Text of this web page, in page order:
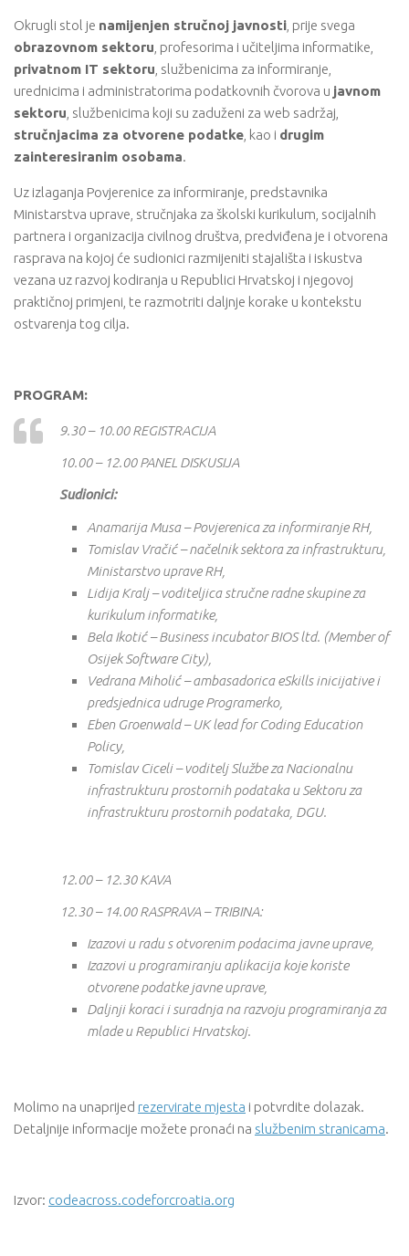
Okrugli stol je namijenjen stručnoj javnosti , prije svega
obrazovnom sektoru , profesorima i učiteljima informatike,
privatnom IT sektoru , službenicima za informiranje,
urednicima i administratorima podatkovnih čvorova u javnom
sektoru , službenicima koji su zaduženi za web sadržaj,
stručnjacima za otvorene podatke , kao i drugim
zainteresiranim osobama.
Uz izlaganja Povjerenice za informiranje, predstavnika
Ministarstva uprave, stručnjaka za školski kurikulum, socijalnih
partnera i organizacija civilnog društva, predviđena je i otvorena
rasprava na kojoj će sudionici razmijeniti stajališta i iskustva
vezana uz razvoj kodiranja u Republici Hrvatskoj i njegovoj
praktičnoj primjeni, te razmotriti daljnje korake u kontekstu
ostvarenja tog cilja.
PROGRAM:
9.30 – 10.00 REGISTRACIJA
10.00 – 12.00 PANEL DISKUSIJA
Sudionici:
Anamarija Musa – Povjerenica za informiranje RH,
Tomislav Vračić – načelnik sektora za infrastrukturu,
Ministarstvo uprave RH,
Lidija Kralj – voditeljica stručne radne skupine za
kurikulum informatike,
Bela Ikotić –Business incubatorBIOS ltd. (Member of
Osijek Software City),
Vedrana Miholić – ambasadoricaeSkillsinicijative i
predsjednica udrugeProgramerko,
Eben Groenwald – UKlead for Coding Education
Policy,
Tomislav Ciceli – voditelj Službe za Nacionalnu
infrastrukturu prostornih podataka u Sektoru za
infrastrukturu prostornih podataka, DGU.
12.00 – 12.30 KAVA
12.30 – 14.00 RASPRAVA – TRIBINA:
Izazovi u radu s otvorenim podacima javne uprave,
Izazovi u programiranju aplikacija koje koriste
otvorene podatke javne uprave,
Daljnji koraci i suradnja na razvoju programiranja za
mlade u Republici Hrvatskoj.
Molimo na unaprijed rezervirate mjesta i potvrdite dolazak.
Detaljnije informacije možete pronaći na službenim stranicama.
Izvor: codeacross.codeforcroatia.org